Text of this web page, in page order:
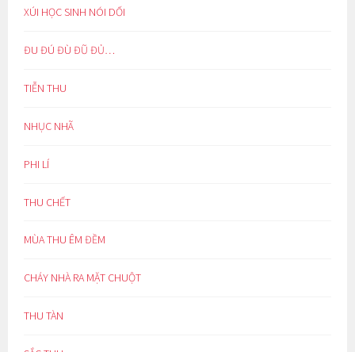
XÚI HỌC SINH NÓI DỐI
ĐU ĐÚ ĐÙ ĐŨ ĐỦ…
TIỄN THU
NHỤC NHÃ
PHI LÍ
THU CHẾT
MÙA THU ÊM ĐỀM
CHÁY NHÀ RA MẶT CHUỘT
THU TÀN